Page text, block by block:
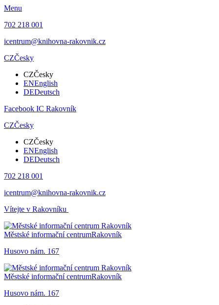
Menu
702 218 001
icentrum@knihovna-rakovnik.cz
CZČesky
CZČesky
ENEnglish
DEDeutsch
Facebook IC Rakovník
CZČesky
CZČesky
ENEnglish
DEDeutsch
702 218 001
icentrum@knihovna-rakovnik.cz
Vítejte v Rakovníku
Městské informační centrumRakovník
Husovo nám. 167
Městské informační centrumRakovník
Husovo nám. 167